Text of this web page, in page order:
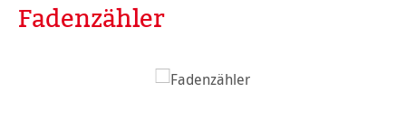
Fadenzähler
Bildergalerie überspringen